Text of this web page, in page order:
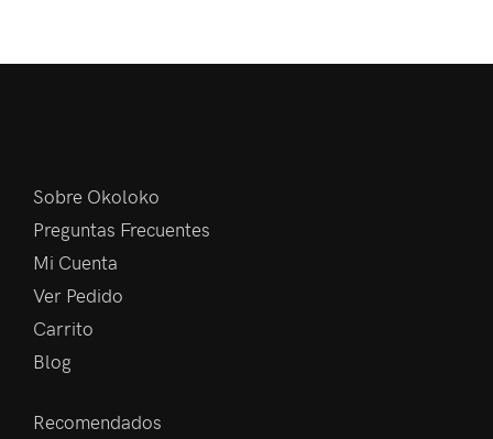
Sobre Okoloko
Preguntas Frecuentes
Mi Cuenta
Ver Pedido
Carrito
Blog
Recomendados